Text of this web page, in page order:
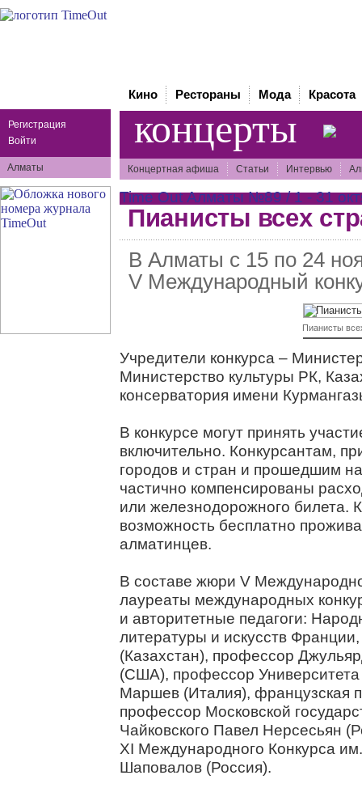
Регистрация
Войти
Алматы
Кино Рестораны Мода Красота
концерты
Концертная афиша Статьи Интервью
Time Out Алматы №89 / 1 - 31
Пианисты всех
В Алматы с 15 по 24
V Международный
Пианисты
Учредители конкурса –
Министерство культуры РК,
консерватория имени
В конкурсе могут принять
включительно. Конкурсантам,
городов и стран и прошедшим
частично компенсированы
или железнодорожного билета.
возможность бесплатно
алматинцев.
В составе жюри V
лауреаты международных
и авторитетные педагоги:
литературы и искусств
(Казахстан), профессор
(США), профессор
Маршев (Италия), французская
профессор Московской
Чайковского Павел Нерсесьян
XI Международного Конкурса
Шаповалов (Россия).